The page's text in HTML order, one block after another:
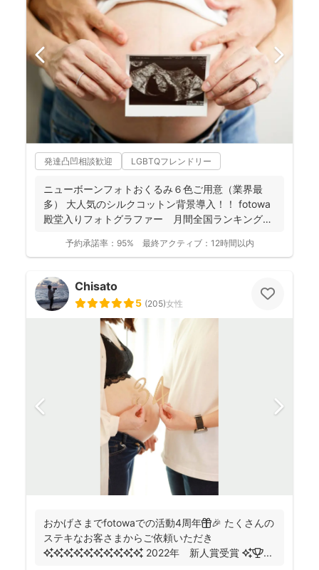
発達凸凹相談歓迎 LGBTQフレンドリー
ニューボーンフォトおくるみ６色ご用意（業界最
多） 大人気のシルクコットン背景導入！！ fotowa
殿堂入りフォトグラファー 月間全国ランキング１
予約承諾率： 95% 最終アクティブ： 12時間以内
Chisato
5 (205)女性
おかげさまでfotowaでの活動4周年🎁🎉 たくさんの
ステキなお客さまからご依頼いただき
✨✨✨✨✨✨✨✨✨✨ 2022年 新人賞受賞 ✨🏆 ...